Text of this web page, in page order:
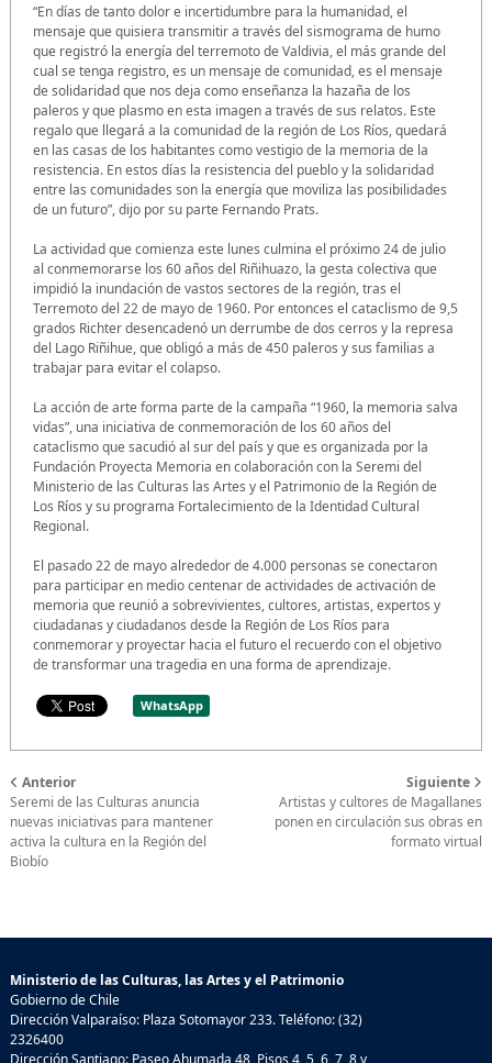
“En días de tanto dolor e incertidumbre para la humanidad, el
mensaje que quisiera transmitir a través del sismograma de humo
que registró la energía del terremoto de Valdivia, el más grande del
cual se tenga registro, es un mensaje de comunidad, es el mensaje
de solidaridad que nos deja como enseñanza la hazaña de los
paleros y que plasmo en esta imagen a través de sus relatos. Este
regalo que llegará a la comunidad de la región de Los Ríos, quedará
en las casas de los habitantes como vestigio de la memoria de la
resistencia. En estos días la resistencia del pueblo y la solidaridad
entre las comunidades son la energía que moviliza las posibilidades
de un futuro”, dijo por su parte Fernando Prats.
La actividad que comienza este lunes culmina el próximo 24 de julio
al conmemorarse los 60 años del Riñihuazo, la gesta colectiva que
impidió la inundación de vastos sectores de la región, tras el
Terremoto del 22 de mayo de 1960. Por entonces el cataclismo de 9,5
grados Richter desencadenó un derrumbe de dos cerros y la represa
del Lago Riñihue, que obligó a más de 450 paleros y sus familias a
trabajar para evitar el colapso.
La acción de arte forma parte de la campaña “1960, la memoria salva
vidas”, una iniciativa de conmemoración de los 60 años del
cataclismo que sacudió al sur del país y que es organizada por la
Fundación Proyecta Memoria en colaboración con la Seremi del
Ministerio de las Culturas las Artes y el Patrimonio de la Región de
Los Ríos y su programa Fortalecimiento de la Identidad Cultural
Regional.
El pasado 22 de mayo alrededor de 4.000 personas se conectaron
para participar en medio centenar de actividades de activación de
memoria que reunió a sobrevivientes, cultores, artistas, expertos y
ciudadanas y ciudadanos desde la Región de Los Ríos para
conmemorar y proyectar hacia el futuro el recuerdo con el objetivo
de transformar una tragedia en una forma de aprendizaje.
WhatsApp
Anterior
Seremi de las Culturas anuncia
nuevas iniciativas para mantener
activa la cultura en la Región del
Biobío
Siguiente
Artistas y cultores de Magallanes
ponen en circulación sus obras en
formato virtual
Ministerio de las Culturas, las Artes y el Patrimonio
Gobierno de Chile
Dirección Valparaíso: Plaza Sotomayor 233. Teléfono: (32)
2326400
Dirección Santiago: Paseo Ahumada 48, Pisos 4, 5, 6, 7, 8 y